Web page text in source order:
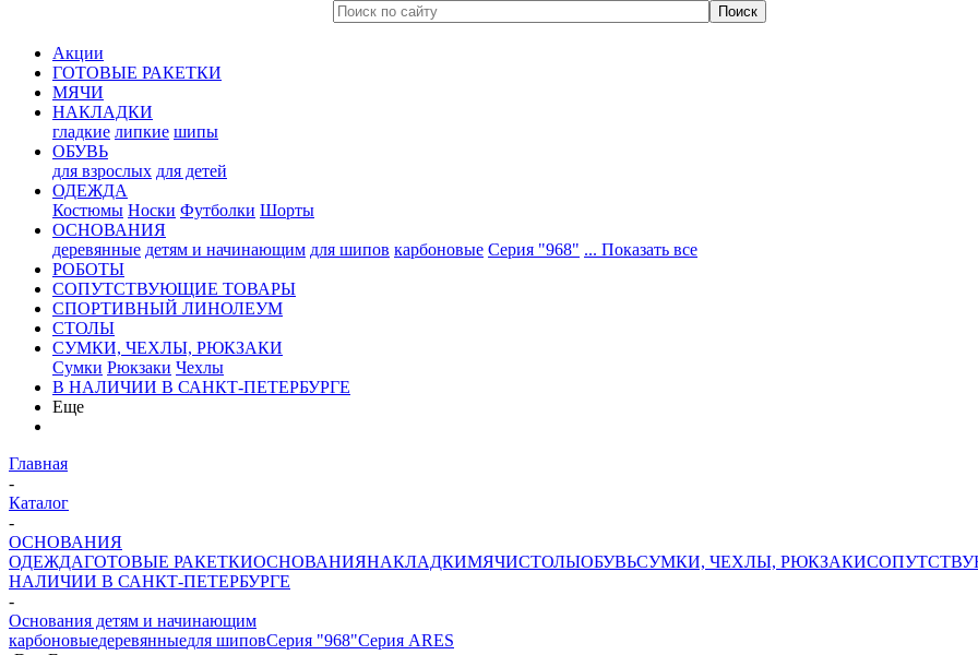
Акции
ГОТОВЫЕ РАКЕТКИ
МЯЧИ
НАКЛАДКИ
гладкие липкие шипы
ОБУВЬ
для взрослых для детей
ОДЕЖДА
Костюмы Носки Футболки Шорты
ОСНОВАНИЯ
деревянные детям и начинающим для шипов карбоновые Серия "968" ... Показать все
РОБОТЫ
СОПУТСТВУЮЩИЕ ТОВАРЫ
СПОРТИВНЫЙ ЛИНОЛЕУМ
СТОЛЫ
СУМКИ, ЧЕХЛЫ, РЮКЗАКИ
Сумки Рюкзаки Чехлы
В НАЛИЧИИ В САНКТ-ПЕТЕРБУРГЕ
Еще
Главная
-
Каталог
-
ОСНОВАНИЯ
ОДЕЖДАГОТОВЫЕ РАКЕТКИОСНОВАНИЯНАКЛАДКИМЯЧИСТОЛЫОБУВЬСУМКИ, ЧЕХЛЫ, РЮКЗАКИ
НАЛИЧИИ В САНКТ-ПЕТЕРБУРГЕ
-
Основания детям и начинающим
карбоновыедеревянныедля шиповСерия "968"Серия ARES